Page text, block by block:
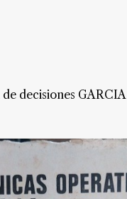
decisiones GARCIA